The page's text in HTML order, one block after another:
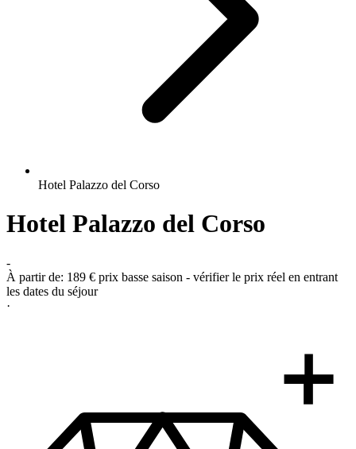
Hotel Palazzo del Corso
Hotel Palazzo del Corso
-
À partir de: 189 € prix basse saison - vérifier le prix réel en entrant
les dates du séjour
·